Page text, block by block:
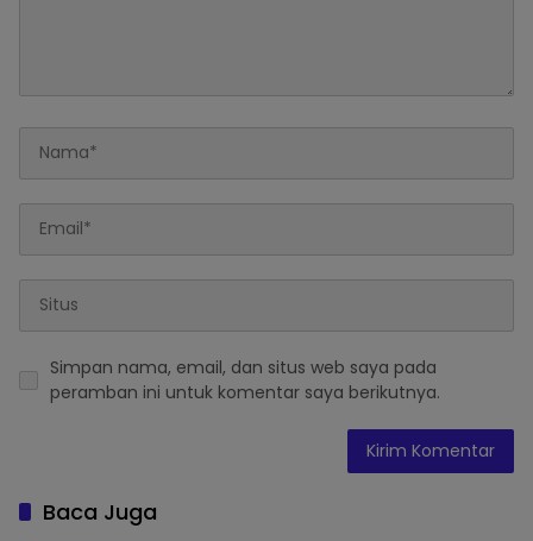
Simpan nama, email, dan situs web saya pada
peramban ini untuk komentar saya berikutnya.
Baca Juga